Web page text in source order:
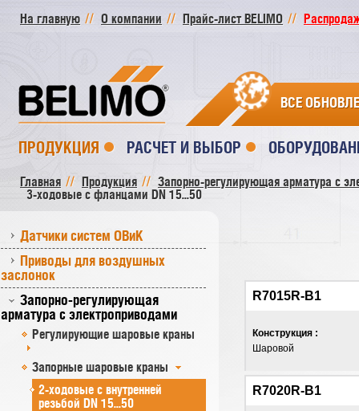
На главную О компании Прайс-лист BELIMO
ВСЕ
ПРОДУКЦИЯ РАСЧЕТ И ВЫБОР
Главная Продукция
Запорно-регулирующая арматура с
3-ходовые с фланцами DN 15...50
Датчики систем ОВиК
Приводы для воздушных
заслонок
Запорно-регулирующая
арматура с электроприводами
Регулирующие шаровые краны
Запорные шаровые краны
2-ходовые с внутренней
резьбой DN 15...50
R7015R-B1
Конструкция :
Шаровой
R7020R-B1